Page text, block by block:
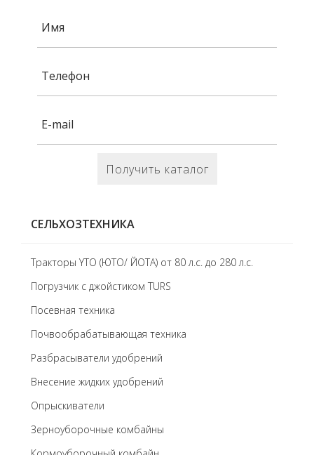
Получить каталог
СЕЛЬХОЗТЕХНИКА
Тракторы YTO (ЮТО/ ЙОТА) от 80 л.с. до 280 л.с.
Погрузчик с джойстиком TURS
Посевная техника
Почвообрабатывающая техника
Разбрасыватели удобрений
Внесение жидких удобрений
Опрыскиватели
Зерноуборочные комбайны